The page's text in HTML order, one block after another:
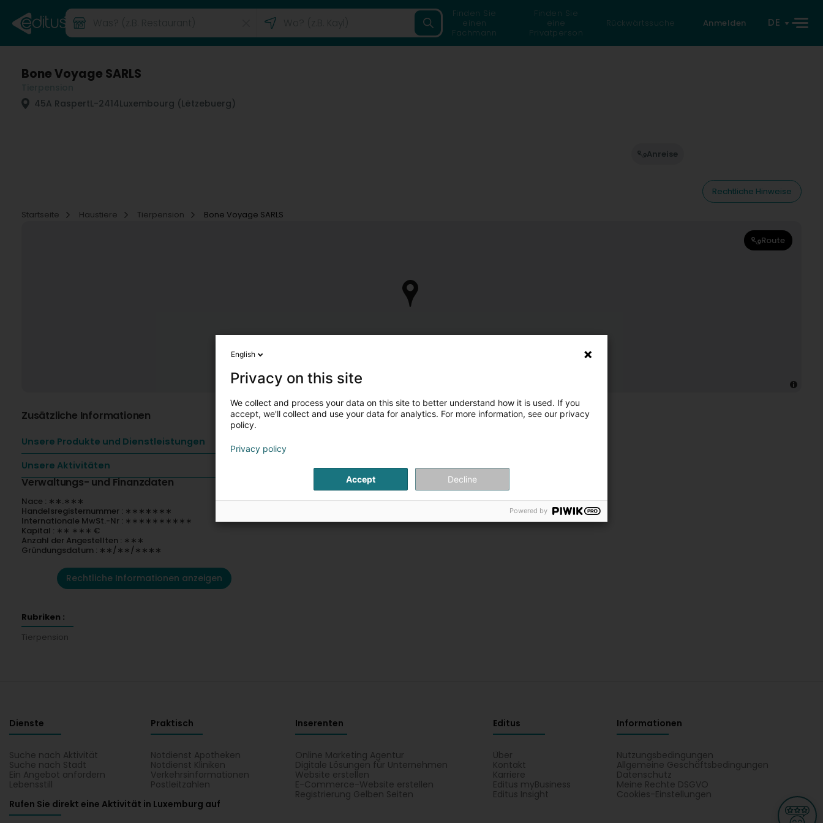
Finden Sie
einen
Fachmann
Finden Sie
eine
Privatperson
Rückwärtssuche Anmelden DE
Bone Voyage SARLS
45A RaspertL-2414Luxembourg (Lëtzebuerg)
Anreise
Rechtliche Hinweise
Startseite
Haustiere Tierpension Bone Voyage SARLS
Route
Zusätzliche Informationen
Unsere Produkte und Dienstleistungen
Unsere Aktivitäten
Verwaltungs- und Finanzdaten
Nace : ∗∗.∗∗∗
Handelsregisternummer : ∗∗∗∗∗∗∗
Internationale MwSt.-Nr : ∗∗∗∗∗∗∗∗∗∗
Kapital : ∗∗ ∗∗∗ €
Anzahl der Angestellten : ∗∗∗
Gründungsdatum : ∗∗/∗∗/∗∗∗∗
Rechtliche Informationen anzeigen
Rubriken :
Tierpension
Dienste
Suche nach Aktivität
Suche nach Stadt
Ein Angebot anfordern
Lebensstill
Praktisch
Notdienst Apotheken
Notdienst Kliniken
Verkehrsinformationen
Postleitzahlen
Inserenten
Online Marketing Agentur
Digitale Lösungen für Unternehmen
Website erstellen
E-Commerce-Website erstellen
Registrierung Gelben Seiten
Editus
Über
Kontakt
Karriere
Editus myBusiness
Editus Insight
Informationen
Nutzungsbedingungen
Allgemeine Geschäftsbedingungen
Datenschutz
Meine Rechte DSGVO
Cookies-Einstellungen
Rufen Sie direkt eine Aktivität in Luxemburg auf
English
Privacy on this site
We collect and process your data on this site to better understand how it is used. If you
accept, we'll collect and use your data for analytics. For more information, see our privacy
policy.
Privacy policy
Accept Decline
Powered by